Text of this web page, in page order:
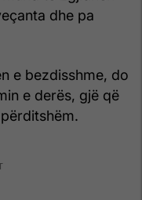
dhe pa
e bezdisshme, do
e derës, gjë që